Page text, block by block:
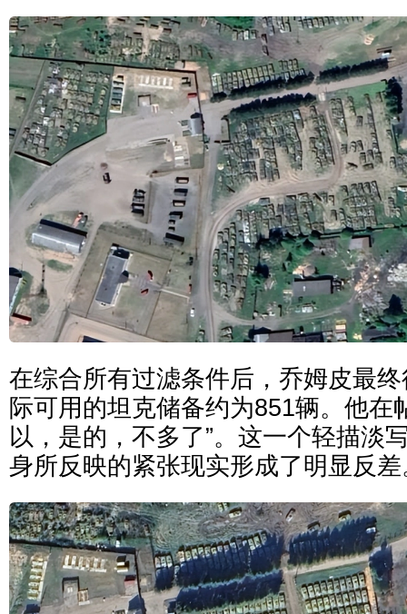
在综合所有过滤条件后，乔姆皮最
际可用的坦克储备约为851辆。他在
以，是的，不多了”。这一个轻描淡
身所反映的紧张现实形成了明显反差